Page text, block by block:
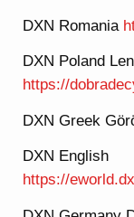
DXN Romania
DXN Poland
https://
DXN Greek
DXN English
https://